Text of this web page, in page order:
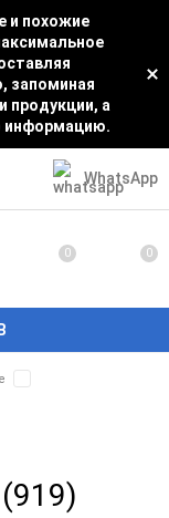
и похожие
запоминая
продукции, а
информацию.
WhatsApp
0 0